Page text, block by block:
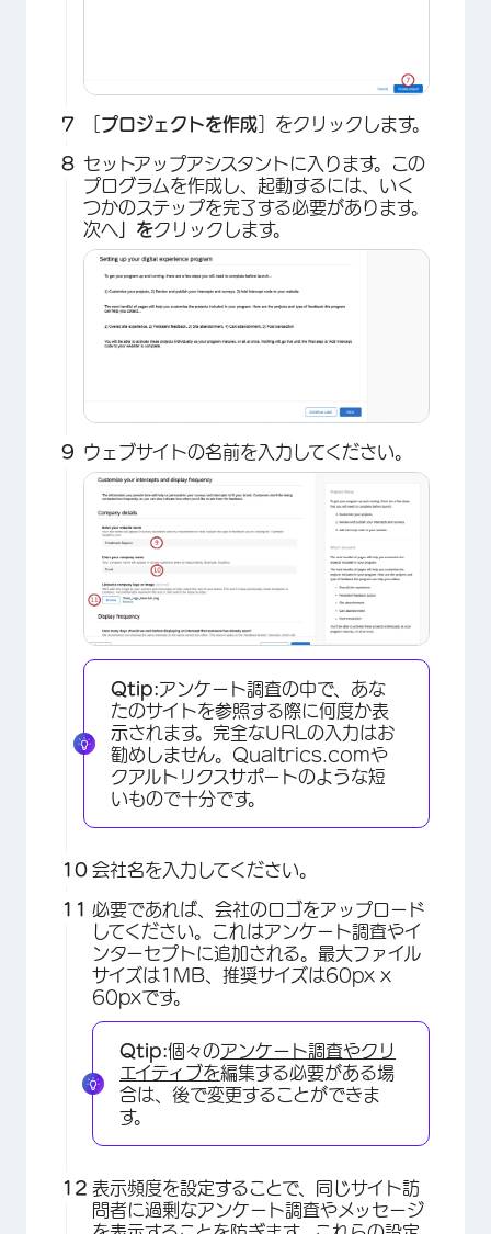
×
×
プロジェクトを作成 ］をクリックします。
セットアップアシスタントに入ります。この
プログラムを作成し、起動するには、いく
つかのステップを完了する必要があります。
次へ
」をクリックします。
ウェブサイトの名前を入力してください。
Qtip:アンケート調査の中で、あな
たのサイトを参照する際に何度か表
示されます。完全なURLの入力はお
勧めしません。Qualtrics.comや
クアルトリクスサポートのような短
いもので十分です。
会社名を入力してください。
必要であれば、会社のロゴをアップロード
してください。これはアンケート調査やイ
ンターセプトに追加される。最大ファイル
サイズは1MB、推奨サイズは60px x
60pxです。
Qtip:個々のアンケート調査やクリ
エイティブを編集する必要がある場
合は、後で変更することができま
す。
表示頻度を設定することで、同じサイト訪
問者に過剰なアンケート調査やメッセージ